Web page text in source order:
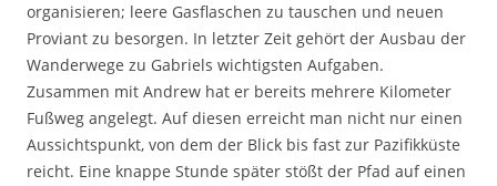
organisieren; leere Gasflaschen zu tauschen und neuen
Proviant zu besorgen. In letzter Zeit gehört der Ausbau der
Wanderwege zu Gabriels wichtigsten Aufgaben.
Zusammen mit Andrew hat er bereits mehrere Kilometer
Fußweg angelegt. Auf diesen erreicht man nicht nur einen
Aussichtspunkt, von dem der Blick bis fast zur Pazifikküste
reicht. Eine knappe Stunde später stößt der Pfad auf einen